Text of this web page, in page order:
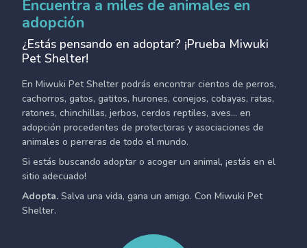
Encuentra a miles de animales en
adopción
¿Estás pensando en adoptar? ¡Prueba Miwuki
Pet Shelter!
En Miwuki Pet Shelter podrás encontrar cientos de perros,
cachorros, gatos, gatitos, hurones, conejos, cobayas, ratas,
ratones, chinchillas, jerbos, cerdos reptiles, aves... en
adopción procedentes de protectoras y asociaciones de
animales o perreras de todo el mundo.
Si estás buscando adoptar o acoger un animal, ¡estás en el
sitio adecuado!
Adopta. Salva una vida, gana un amigo. Con Miwuki Pet
Shelter.